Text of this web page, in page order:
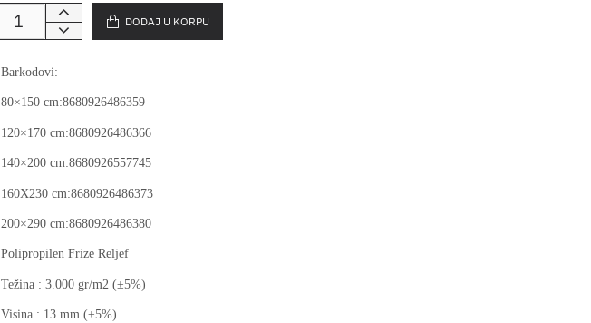
DODAJ U KORPU
Barkodovi:
80×150 cm:8680926486359
120×170 cm:8680926486366
140×200 cm:8680926557745
160X230 cm:8680926486373
200×290 cm:8680926486380
Polipropilen Frize Reljef
Težina : 3.000 gr/m2 (±5%)
Visina : 13 mm (±5%)